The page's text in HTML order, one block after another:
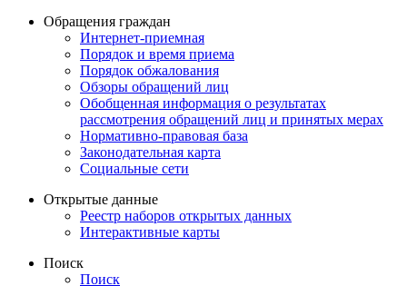
Обращения граждан
Интернет-приемная
Порядок и время приема
Порядок обжалования
Обзоры обращений лиц
Обобщенная информация о результатах
рассмотрения обращений лиц и принятых мерах
Нормативно-правовая база
Законодательная карта
Социальные сети
Открытые данные
Реестр наборов открытых данных
Интерактивные карты
Поиск
Поиск